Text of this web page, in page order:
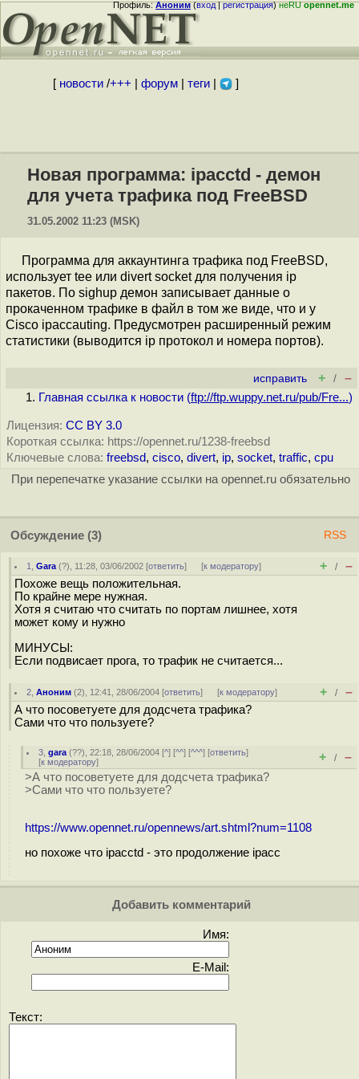
Профиль:Аноним(вход|регистрация)неRUopennet.me
[ новости/+++ форум| теги| ]
Новая программа: ipacctd - демон
для учета трафика под FreeBSD
31.05.2002 11:23 (MSK)
Программа для аккаунтинга трафика под FreeBSD,
использует tee или divert socket для получения ip
пакетов. По sighup демон записывает данные о
прокаченном трафике в файл в том же виде, что и у
Cisco ipaccauting. Предусмотрен расширенный режим
статистики (выводится ip протокол и номера портов).
исправить + / –
Главная ссылка к новости (ftp://ftp.wuppy.net.ru/pub/Fre...)
Лицензия: CC BY 3.0
Короткая ссылка: https://opennet.ru/1238-freebsd
Ключевые слова: freebsd, cisco, divert, ip, socket, traffic, cpu
При перепечатке указание ссылки на opennet.ru обязательно
Обсуждение (3) RSS
1 ,Gara (?), 11:28, 03/06/2002 [ответить] [к модератору] + / –
Похоже вещь положительная.
По крайне мере нужная.
Хотя я считаю что считать по портам лишнее, хотя
может кому и нужно
МИНУСЫ:
Если подвисает прога, то трафик не считается...
2 ,Аноним (2), 12:41, 28/06/2004 [ответить] [к модератору] + / –
А что посоветуете для додсчета трафика?
Сами что что пользуете?
3 ,gara (??), 22:18, 28/06/2004 [^] [^^] [^^^] [ответить]
[к модератору] + / –
>А что посоветуете для додсчета трафика?
>Сами что что пользуете?
https://www.opennet.ru/opennews/art.shtml?num=1108
но похоже что ipacctd - это продолжение ipacc
Добавить комментарий
Имя:
E-Mail:
Текст: